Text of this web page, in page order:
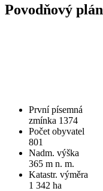
Povodňový plán
První písemná
zmínka 1374
Počet obyvatel
801
Nadm. výška
365 m n. m.
Katastr. výměra
1 342 ha